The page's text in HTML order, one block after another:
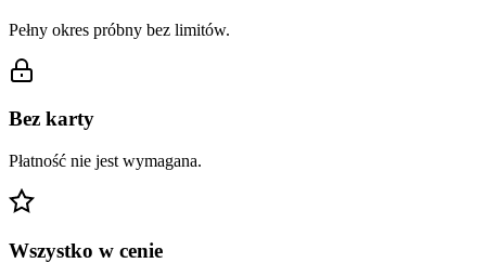
Pełny okres próbny bez limitów.
Bez karty
Płatność nie jest wymagana.
Wszystko w cenie